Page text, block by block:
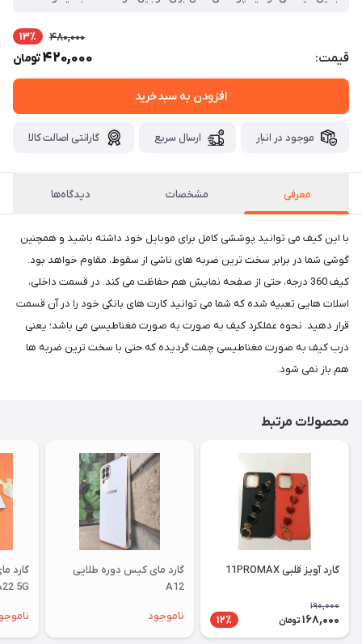
قیمت:
480,000 13٪
420,000تومان
افزودن به سبدخرید
موجود در انبار ارسال سریع گارانتی اصالت کالا
معرفی مشخصات دیدگاه‌ها
با این کیف می توانید پوششی کامل برای موبایل خود داشته باشید و همچنین
گوشی شما در برابر سخت ترین ضربه های ناشی از سقوط، مقاوم خواهد بود.
کیف 360 درجه، حتی از صفحه نمایش هم حفاظت می کند. در قسمت داخلی،
اسلات هایی تعبیه شده که شما می توانید کارت های بانکی خود را در آن قسمت
قرار دهید. نحوه عملکرد کیف به صورت به صورت مغناطیسی می باشد؛ یعنی
درب کیف به صورت مغناطیسی چفت گردیده که حتی با سخت ترین ضربه ها
هم باز نمی شود.
محصولات مرتبط
گارد آویز قلبی 11PROMAX
190,000
168,000 تومان 12٪
گارد مای کیس دوره طلایی
A12
ناموجود
گارد
5G